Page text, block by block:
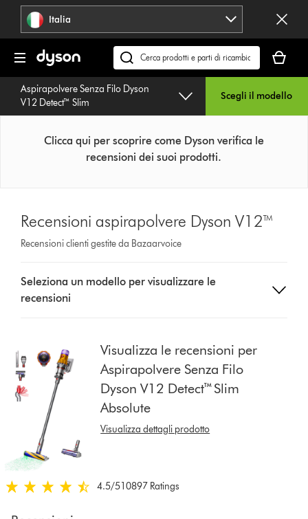
navigazione Italia
Cerca
su
dyson.it
carrello
è
vuoto
Aspirapolvere Senza Filo Dyson
V12 Detect™ Slim
Scegli il modello
Clicca qui per scoprire come Dyson verifica le
recensioni dei suoi prodotti.
Recensioni aspirapolvere Dyson V12™
Recensioni clienti gestite da Bazaarvoice
a
button
to
show
reviews
for
model
below
Seleziona un modello per visualizzare le
recensioni
Visualizza le recensioni per
Aspirapolvere Senza Filo
Dyson V12 Detect™ Slim
Absolute
Visualizza dettagli prodotto
4.5
4.5/510897 Ratings